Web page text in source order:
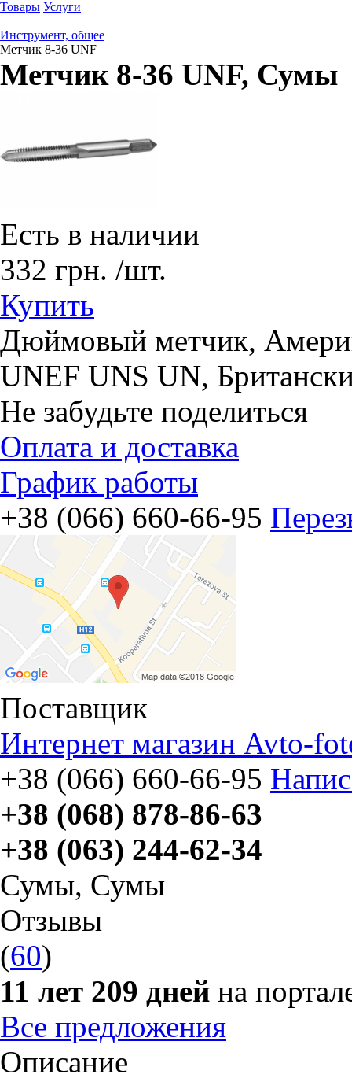
Товары Услуги
Инструмент, общее
Метчик 8-36 UNF
Метчик 8-36 UNF, Сумы
Есть в наличии
332 грн. /шт.
Купить
Дюймовый метчик,
UNEF UNS UN,
Не забудьте поделиться
Оплата и доставка
График работы
+38 (066) 660-66-95
Поставщик
Интернет магазин Avto-
+38 (066) 660-66-95
+38 (068) 878-86-63
+38 (063) 244-62-34
Сумы, Сумы
Отзывы
(60)
11 лет 209 дней на
Все предложения
Описание